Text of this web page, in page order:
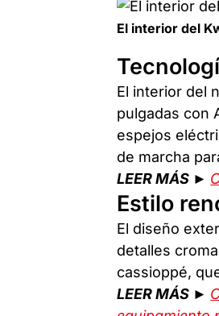
El interior del
El interior del
pulgadas con
espejos
de marcha
LEER MÁS ►
Estilo
El diseño
detalles
cassioppé,
LEER MÁS ►